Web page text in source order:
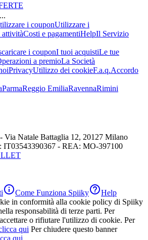
i couponUtilizzare i
attivitàCosti e pagamentiHelpIl Servizio
i couponI tuoi acquistiLe tue
a premioLa Società
PrivacyUtilizzo dei cookieF.a.q.Accordo
ParmaReggio EmiliaRavennaRimini
Via Natale Battaglia 12, 20127 Milano
- REA: MO-397100
Come Funziona SpiikyHelp
in conformità alla cookie policy di Spiiky
responsabilità di terze parti. Per
o rifiutare l'utilizzo di cookie. Per
qui Per chiudere questo banner
qui